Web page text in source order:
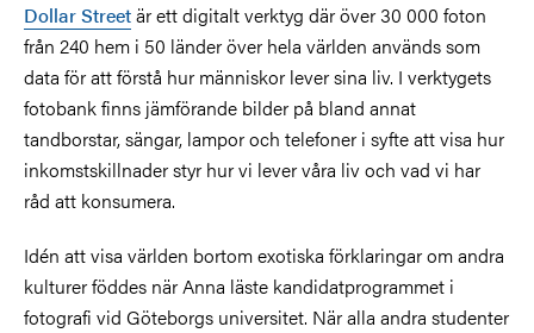
Dollar Streetär ett digitalt verktyg där över 30 000 foton
från 240 hem i 50 länder över hela världen används som
data för att förstå hur människor lever sina liv. I verktygets
fotobank finns jämförande bilder på bland annat
tandborstar, sängar, lampor och telefoner i syfte att visa hur
inkomstskillnader styr hur vi lever våra liv och vad vi har
råd att konsumera.
Idén att visa världen bortom exotiska förklaringar om andra
kulturer föddes när Anna läste kandidatprogrammet i
fotografi vid Göteborgs universitet. När alla andra studenter